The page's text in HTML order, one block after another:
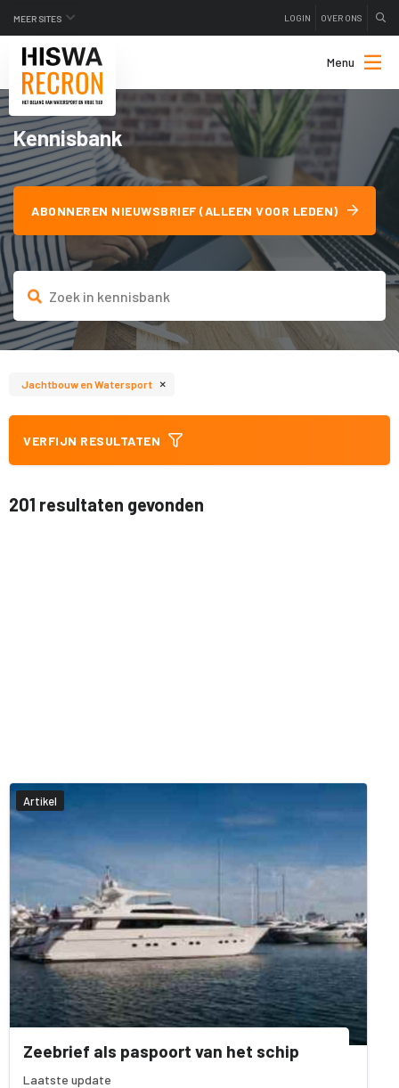
MEER SITES LOGIN OVER ONS
Menu
Kennisbank
ABONNEREN NIEUWSBRIEF (ALLEEN VOOR LEDEN)
Jachtbouw en Watersport ×
VERFIJN RESULTATEN
201 resultaten gevonden
Artikel
Zeebrief als paspoort van het schip
Laatste update